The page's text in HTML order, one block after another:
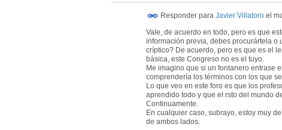
Responder para Javier Villatoro el
Vale, de acuerdo en todo, pero es que
información previa, debes procurártela o
críptico? De acuerdo, pero es que es el
básica, este Congreso no es el tuyo.
Me imagino que si un fontanero entrase
comprendería los términos con los que
Lo que veo en este foro es que los
aprendido todo y que el rsto del mundo
Continuamente.
En cualquier caso, subrayo, estoy muy
de ambos lados.